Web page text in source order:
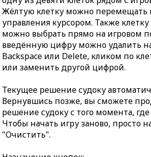
Жёлтую клетку можно перемещать
управления курсором. Также
можно выбрать прямо на игровом
введённую цифру можно удалить
Backspace или Delete, кликом по
или заменить другой цифрой.
Текущее решение судоку
Вернувшись позже, вы сможете
решение судоку с того момента,
Чтобы начать игру заново, просто
"Очистить".